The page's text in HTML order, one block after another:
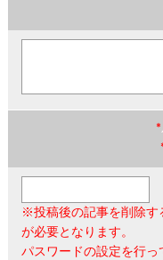
*
※投稿後の記事を削除す
が必要となります。
パスワードの設定を行